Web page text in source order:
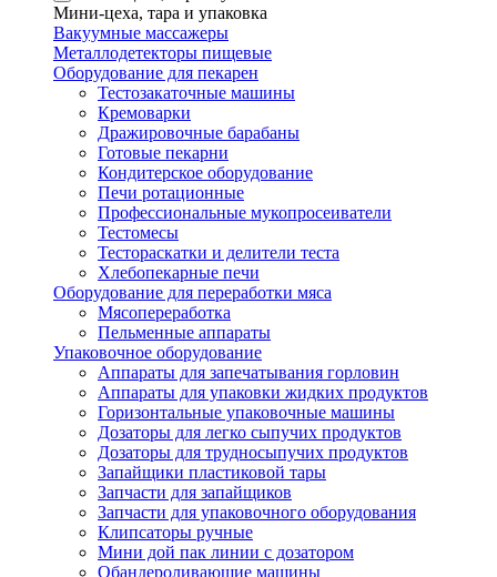
Мини-цеха, тара и упаковка
Вакуумные массажеры
Металлодетекторы пищевые
Оборудование для пекарен
Тестозакаточные машины
Кремоварки
Дражировочные барабаны
Готовые пекарни
Кондитерское оборудование
Печи ротационные
Профессиональные мукопросеиватели
Тестомесы
Тестораскатки и делители теста
Хлебопекарные печи
Оборудование для переработки мяса
Мясопереработка
Пельменные аппараты
Упаковочное оборудование
Аппараты для запечатывания горловин
Аппараты для упаковки жидких продуктов
Горизонтальные упаковочные машины
Дозаторы для легко сыпучих продуктов
Дозаторы для трудносыпучих продуктов
Запайщики пластиковой тары
Запчасти для запайщиков
Запчасти для упаковочного оборудования
Клипсаторы ручные
Мини дой пак линии с дозатором
Обандероливающие машины